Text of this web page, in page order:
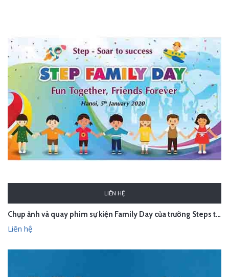
LIÊN HỆ
Chụp ảnh và quay phim sự kiện Family Day của trường Steps tại công viên Yên Sở-Hà Nội
Liên hệ